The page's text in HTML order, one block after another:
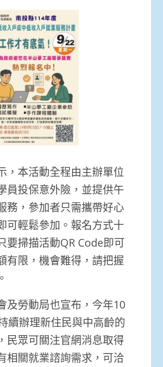
，本活動全程由主辦單位
員投保意外險，並提供午
務，參加者只需攜帶好心
可輕鬆參加。報名方式十
要掃描活動QR Code即可
有限，機會難得，請把握
及勞動局也宣布，今年10
續辦理新住民與中高齡的
民眾可關注官網消息取得
相關就業諮詢需求，可洽